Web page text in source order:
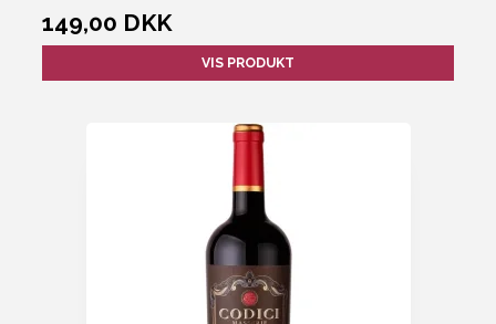
149,00 DKK
VIS PRODUKT